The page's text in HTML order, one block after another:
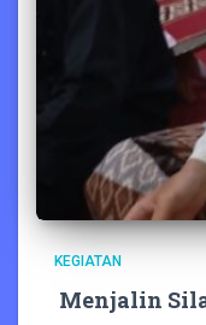
KEGIATAN
Menjalin